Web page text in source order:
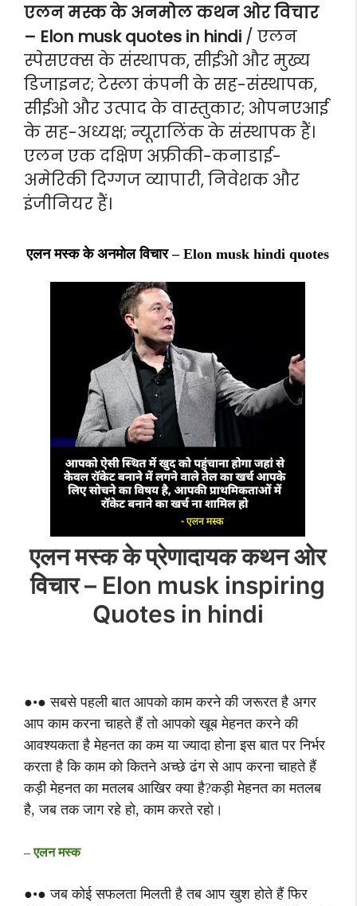
एलन मस्क के अनमोल कथन ओर विचार
– Elon musk quotes in hindi / एलन
स्पेसएक्स के संस्थापक, सीईओ और मुख्य
डिजाइनर; टेस्ला कंपनी के सह-संस्थापक,
सीईओ और उत्पाद के वास्तुकार; ओपनएआई
के सह-अध्यक्ष; न्यूरालिंक के संस्थापक हैं।
एलन एक दक्षिण अफ्रीकी-कनाडाई-
अमेरिकी दिग्गज व्यापारी, निवेशक और
इंजीनियर हैं।
एलन मस्क के अनमोल विचार – Elon musk hindi quotes
एलन मस्क के प्रेणादायक कथन ओर
विचार – Elon musk inspiring
Quotes in hindi
●•● सबसे पहली बात आपको काम करने की जरूरत है अगर
आप काम करना चाहते हैं तो आपको खूब मेहनत करने की
आवश्यकता है मेहनत का कम या ज्यादा होना इस बात पर निर्भर
करता है कि काम को कितने अच्छे ढंग से आप करना चाहते हैं
कड़ी मेहनत का मतलब आखिर क्या है?कड़ी मेहनत का मतलब
है, जब तक जाग रहे हो, काम करते रहो।
– एलन मस्क
●•● जब कोई सफलता मिलती है तब आप खुश होते हैं फिर